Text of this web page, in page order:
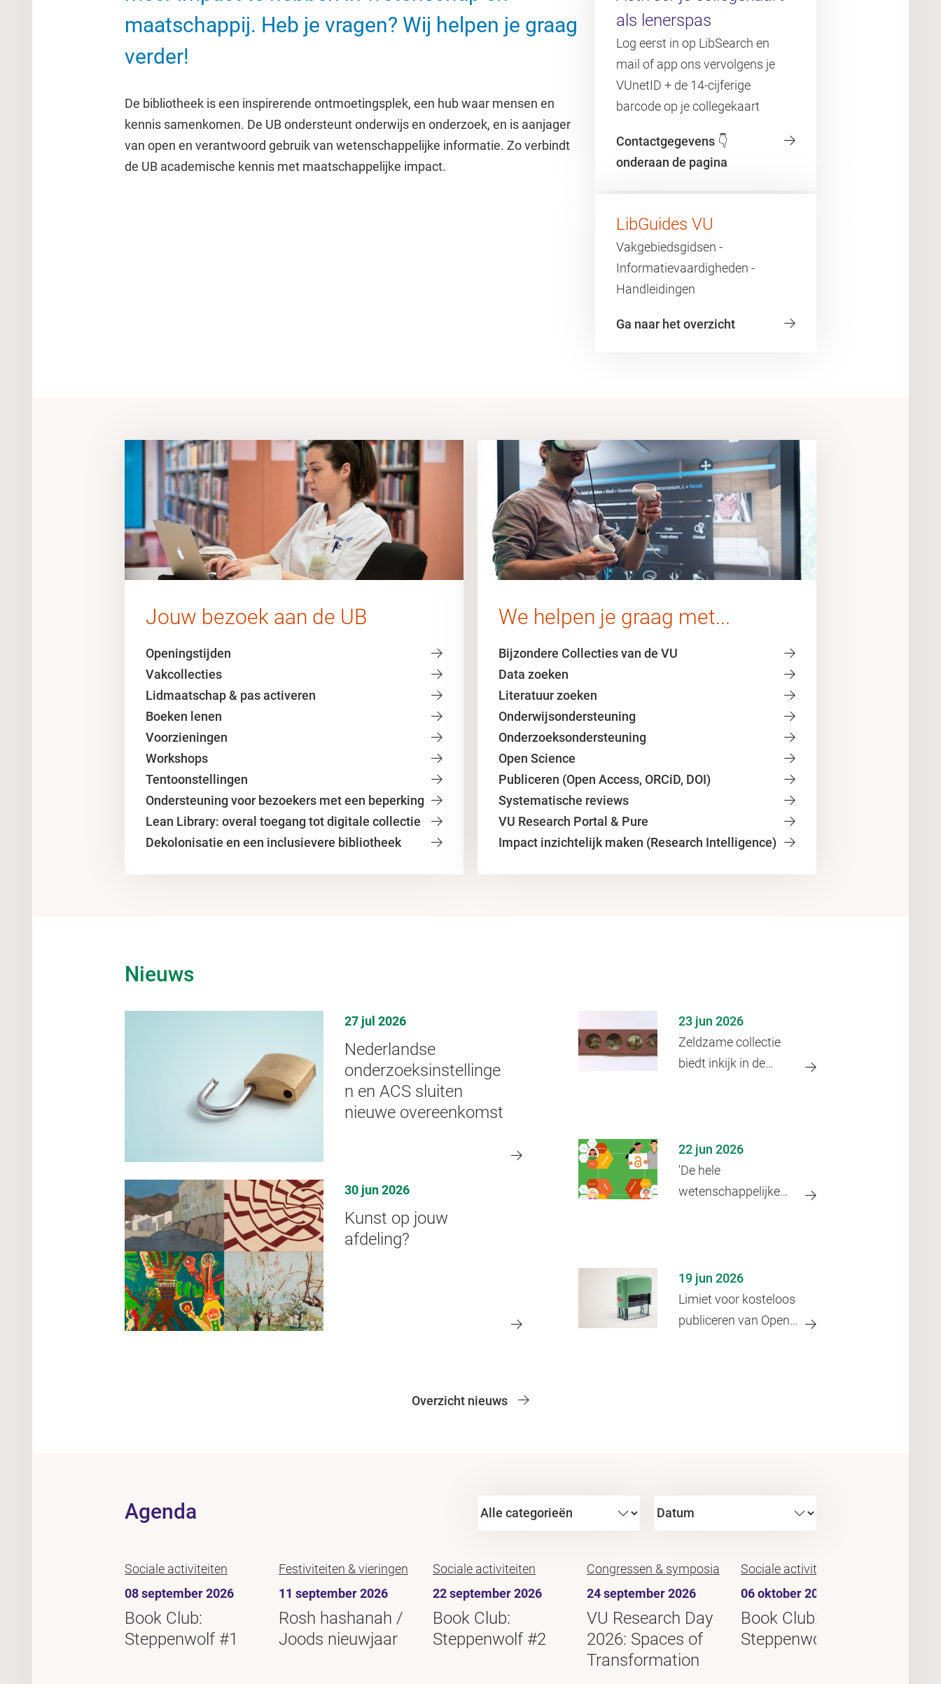
maatschappij. Heb je vragen? Wij helpen je graag
verder!
De bibliotheek is een inspirerende ontmoetingsplek, een hub waar mensen en
kennis samenkomen. De UB ondersteunt onderwijs en onderzoek, en is aanjager
van open en verantwoord gebruik van wetenschappelijke informatie. Zo verbindt
de UB academische kennis met maatschappelijke impact.
als lenerspas
Log eerst in op LibSearch en
mail of app ons vervolgens je
VUnetID + de 14-cijferige
barcode op je collegekaart
Contactgegevens 👇
onderaan de pagina
LibGuides VU
Vakgebiedsgidsen -
Informatievaardigheden -
Handleidingen
Ga naar het overzicht
Jouw bezoek aan de UB
Openingstijden
Vakcollecties
Lidmaatschap & pas activeren
Boeken lenen
Voorzieningen
Workshops
Tentoonstellingen
Ondersteuning voor bezoekers met een beperking
Lean Library: overal toegang tot digitale collectie
Dekolonisatie en een inclusievere bibliotheek
We helpen je graag met...
Bijzondere Collecties van de VU
Data zoeken
Literatuur zoeken
Onderwijsondersteuning
Onderzoeksondersteuning
Open Science
Publiceren (Open Access, ORCiD, DOI)
Systematische reviews
VU Research Portal & Pure
Impact inzichtelijk maken (Research Intelligence)
Nieuws
27 jul 2026
Nederlandse
onderzoeksinstellinge
n en ACS sluiten
nieuwe overeenkomst
30 jun 2026
Kunst op jouw
afdeling?
23 jun 2026
Zeldzame collectie
biedt inkijk in de
22 jun 2026
'De hele
wetenschappelijke
19 jun 2026
Limiet voor kosteloos
publiceren van Open
Overzicht nieuws
Agenda
Sociale activiteiten
08 september 2026
Book Club:
Steppenwolf #1
Festiviteiten & vieringen
11 september 2026
Rosh hashanah /
Joods nieuwjaar
Sociale activiteiten
22 september 2026
Book Club:
Steppenwolf #2
Congressen & symposia
24 september 2026
VU Research Day
2026: Spaces of
Transformation
Sociale activiteiten
06 oktober 2026
Book Club:
Steppenwolf #3